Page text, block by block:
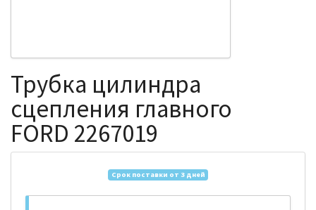
Трубка цилиндра
сцепления главного
FORD 2267019
Срок поставки от 3 дней